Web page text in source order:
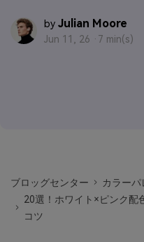
by Julian Moore
Jun 11, 26 · 7 min(s)
ブロッグセンター
カラーパ
20選！ホワイト×ピンク配
コツ